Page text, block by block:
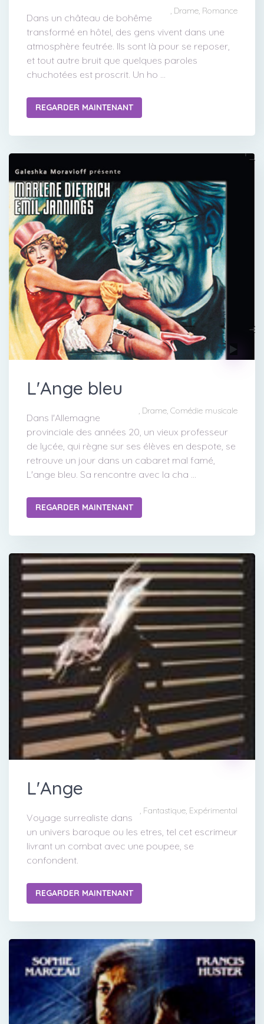
, Drame, Romance
Dans un château de bohême
transformé en hôtel, des gens vivent dans une
atmosphère feutrée. Ils sont là pour se reposer,
et tout autre bruit que quelques paroles
chuchotées est proscrit. Un ho ...
REGARDER MAINTENANT
L'Ange bleu
, Drame, Comédie musicale
Dans l'Allemagne
provinciale des années 20, un vieux professeur
de lycée, qui règne sur ses élèves en despote, se
retrouve un jour dans un cabaret mal famé,
L'ange bleu. Sa rencontre avec la cha ...
REGARDER MAINTENANT
L'Ange
, Fantastique, Expérimental
Voyage surrealiste dans
un univers baroque ou les etres, tel cet escrimeur
livrant un combat avec une poupee, se
confondent.
REGARDER MAINTENANT